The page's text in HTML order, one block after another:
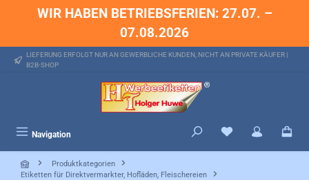
springenWIR HABEN BETRIEBSFERIEN: 27.07. –
07.08.2026
LIEFERUNG ERFOLGT NUR AN GEWERBLICHE KUNDEN, NICHT AN PRIVATE KÄUFER |
B2B-SHOP
Navigation Du hast 0 Produkte
Produktkategorien
Etiketten für Direktvermarkter, Hofläden, Fleischereien